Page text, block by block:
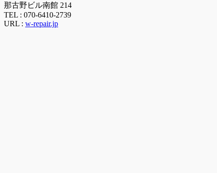
那古野ビル南館 214
TEL : 070-6410-2739
URL : w-repair.jp